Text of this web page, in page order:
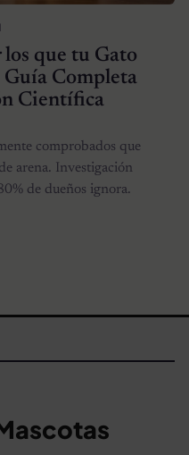
que tu Gato
Guía Completa
Científica
comprobados que
arena. Investigación
de dueños ignora.